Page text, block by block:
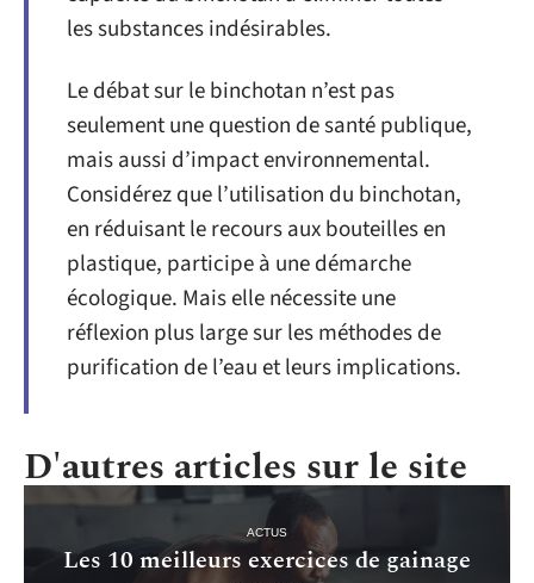
les substances indésirables.
Le débat sur le binchotan n’est pas
seulement une question de santé publique,
mais aussi d’impact environnemental.
Considérez que l’utilisation du binchotan,
en réduisant le recours aux bouteilles en
plastique, participe à une démarche
écologique. Mais elle nécessite une
réflexion plus large sur les méthodes de
purification de l’eau et leurs implications.
D'autres articles sur le site
ACTUS
Les 10 meilleurs exercices de gainage